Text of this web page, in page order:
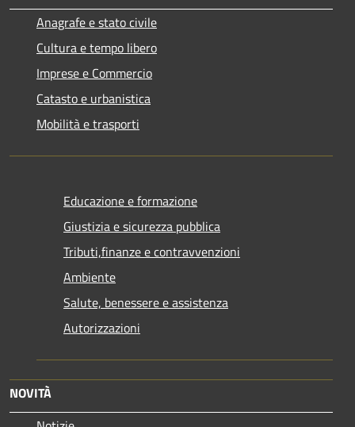
Anagrafe e stato civile
Cultura e tempo libero
Imprese e Commercio
Catasto e urbanistica
Mobilità e trasporti
Educazione e formazione
Giustizia e sicurezza pubblica
Tributi,finanze e contravvenzioni
Ambiente
Salute, benessere e assistenza
Autorizzazioni
NOVITÀ